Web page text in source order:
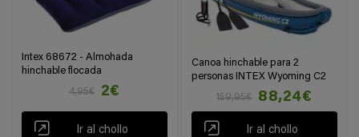
Intex 68672 - Almohada
hinchable flocada
4,95€
2€
Ir al chollo
Canoa hinchable para 2
personas INTEX Wyoming C2
159,95€
88,24€
Ir al chollo